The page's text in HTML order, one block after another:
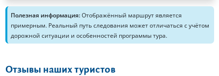
Полезная информация:Отображённый маршрут является
примерным. Реальный путь следования может отличаться с учётом
дорожной ситуации и особенностей программы тура.
Отзывы наших туристов